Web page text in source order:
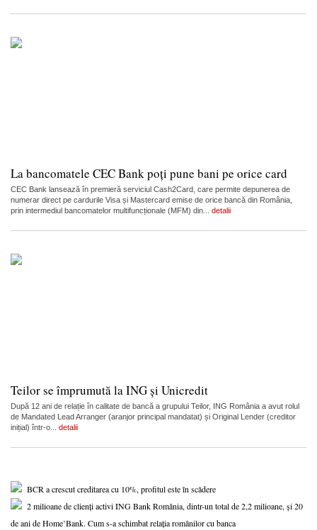
La bancomatele CEC Bank poți pune bani pe orice card
CEC Bank lansează în premieră serviciul Cash2Card, care permite depunerea de
numerar direct pe cardurile Visa și Mastercard emise de orice bancă din România,
prin intermediul bancomatelor multifuncționale (MFM) din... detalii
Teilor se împrumută la ING și Unicredit
După 12 ani de relație în calitate de bancă a grupului Teilor, ING România a avut rolul
de Mandated Lead Arranger (aranjor principal mandatat) și Original Lender (creditor
inițial) într-o... detalii
BCR a crescut creditarea cu 10%, profitul este în scădere
2 milioane de clienți activi ING Bank România, dintr-un total de 2,2 milioane, și 20
de ani de Home’Bank. Cum s-a schimbat relația românilor cu banca